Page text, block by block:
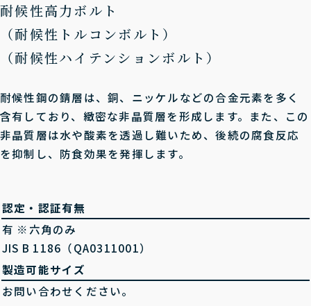
耐候性高力ボルト
（耐候性トルコンボルト）
（耐候性ハイテンションボルト）
耐候性鋼の錆層は、銅、ニッケルなどの合金元素を多く
含有しており、緻密な非晶質層を形成します。また、この
非晶質層は水や酸素を透過し難いため、後続の腐食反応
を抑制し、防食効果を発揮します。
認定・認証有無
有 ※六角のみ
JIS B 1186（QA0311001）
製造可能サイズ
お問い合わせください。